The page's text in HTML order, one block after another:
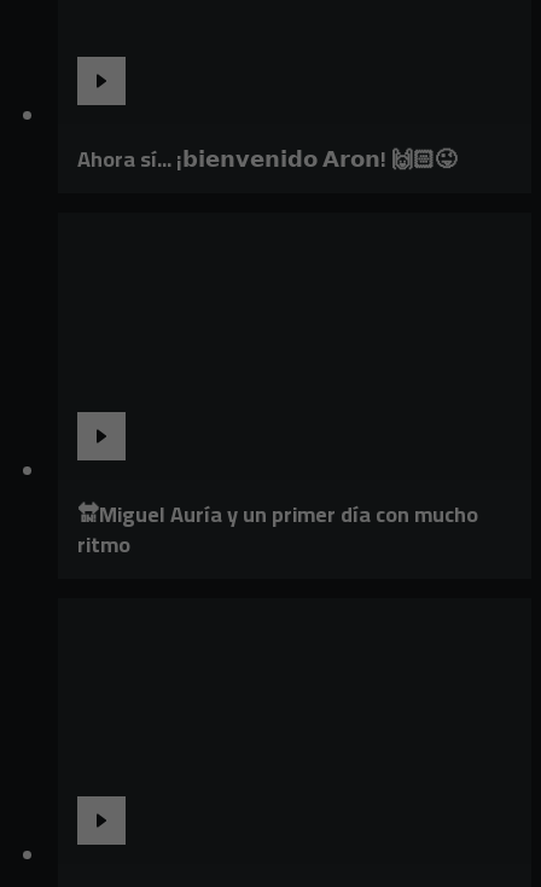
Ahora sí... ¡𝗯𝗶𝗲𝗻𝘃𝗲𝗻𝗶𝗱𝗼 𝗔𝗿𝗼𝗻! 🙌🏻😜
🔛Miguel Auría y un primer día con mucho
ritmo